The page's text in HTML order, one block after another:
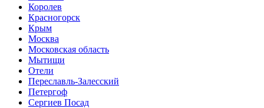
Королев
Красногорск
Крым
Москва
Московская область
Мытищи
Отели
Переславль-Залесский
Петергоф
Сергиев Посад